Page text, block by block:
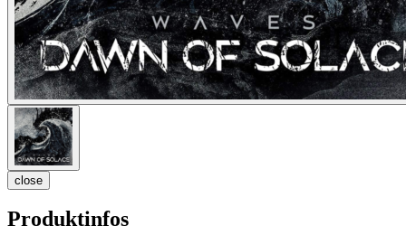
close
Produktinfos